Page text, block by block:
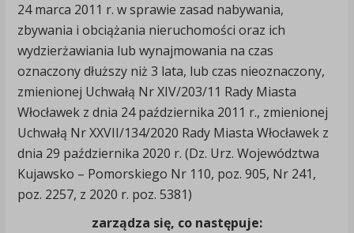
24 marca 2011 r. w sprawie zasad nabywania,
zbywania i obciążania nieruchomości oraz ich
wydzierżawiania lub wynajmowania na czas
oznaczony dłuższy niż 3 lata, lub czas nieoznaczony,
zmienionej Uchwałą Nr XIV/203/11 Rady Miasta
Włocławek z dnia 24 października 2011 r., zmienionej
Uchwałą Nr XXVII/134/2020 Rady Miasta Włocławek z
dnia 29 października 2020 r. (Dz. Urz. Województwa
Kujawsko – Pomorskiego Nr 110, poz. 905, Nr 241,
poz. 2257, z 2020 r. poz. 5381)
zarządza się, co następuje: